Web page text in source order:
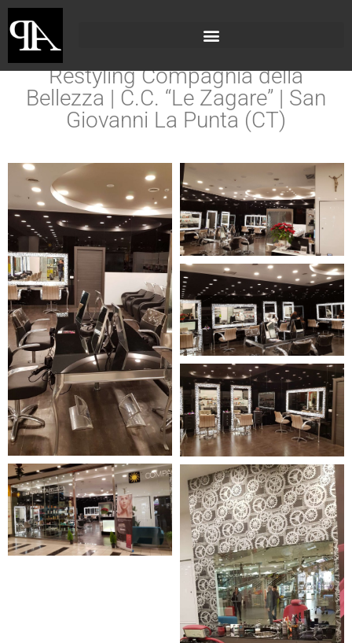
Restyling Compagnia della
Bellezza | C.C. “Le Zagare” | San
Giovanni La Punta (CT)